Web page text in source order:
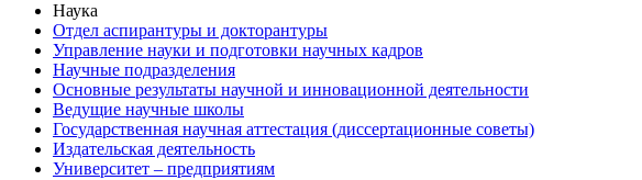
Наука
Отдел аспирантуры и докторантуры
Управление науки и подготовки научных кадров
Научные подразделения
Основные результаты научной и инновационной деятельности
Ведущие научные школы
Государственная научная аттестация (диссертационные советы)
Издательская деятельность
Университет – предприятиям